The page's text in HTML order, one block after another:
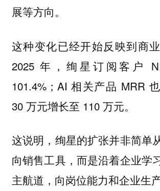
展等方向。
这种变化已经开始反映到商业
2025 年，绚星订阅客户
101.4%；AI 相关产品 MRR
30 万元增长至 110 万元。
这说明，绚星的扩张并非简单
向销售工具，而是沿着企业学
主航道，向岗位能力和企业生